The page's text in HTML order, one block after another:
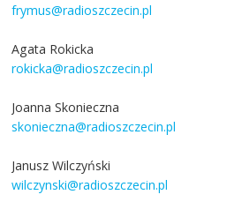
frymus@radioszczecin.pl
Agata Rokicka
rokicka@radioszczecin.pl
Joanna Skonieczna
skonieczna@radioszczecin.pl
Janusz Wilczyński
wilczynski@radioszczecin.pl